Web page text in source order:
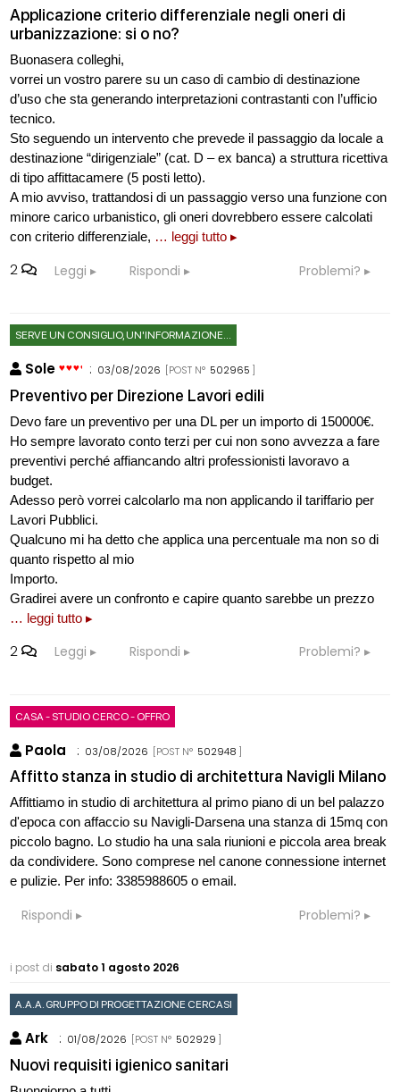
Applicazione criterio differenziale negli oneri di
urbanizzazione: si o no?
Buonasera colleghi,
vorrei un vostro parere su un caso di cambio di destinazione
d’uso che sta generando interpretazioni contrastanti con l’ufficio
tecnico.
Sto seguendo un intervento che prevede il passaggio da locale a
destinazione “dirigenziale” (cat. D – ex banca) a struttura ricettiva
di tipo affittacamere (5 posti letto).
A mio avviso, trattandosi di un passaggio verso una funzione con
minore carico urbanistico, gli oneri dovrebbero essere calcolati
con criterio differenziale, … leggi tutto ▸
2 Leggi Rispondi Problemi?
SERVE UN CONSIGLIO, UN'INFORMAZIONE...
Sole : 03/08/2026 [POST N° 502965 ]
Preventivo per Direzione Lavori edili
Devo fare un preventivo per una DL per un importo di 150000€.
Ho sempre lavorato conto terzi per cui non sono avvezza a fare
preventivi perché affiancando altri professionisti lavoravo a
budget.
Adesso però vorrei calcolarlo ma non applicando il tariffario per
Lavori Pubblici.
Qualcuno mi ha detto che applica una percentuale ma non so di
quanto rispetto al mio
Importo.
Gradirei avere un confronto e capire quanto sarebbe un prezzo
… leggi tutto ▸
2 Leggi Rispondi Problemi?
CASA - STUDIO CERCO - OFFRO
Paola : 03/08/2026 [POST N° 502948 ]
Affitto stanza in studio di architettura Navigli Milano
Affittiamo in studio di architettura al primo piano di un bel palazzo
d'epoca con affaccio su Navigli-Darsena una stanza di 15mq con
piccolo bagno. Lo studio ha una sala riunioni e piccola area break
da condividere. Sono comprese nel canone connessione internet
e pulizie. Per info: 3385988605 o email.
Rispondi Problemi?
i post di sabato 1 agosto 2026
A.A.A. GRUPPO DI PROGETTAZIONE CERCASI
Ark : 01/08/2026 [POST N° 502929 ]
Nuovi requisiti igienico sanitari